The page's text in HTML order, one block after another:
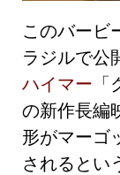
このバービ
ラジルで公
ハイマー
の新作長編
形がマーゴ
されるとい